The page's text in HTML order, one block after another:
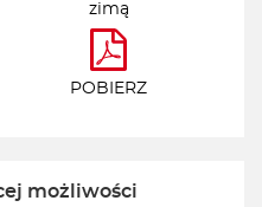
zimą
POBIERZ
możliwości